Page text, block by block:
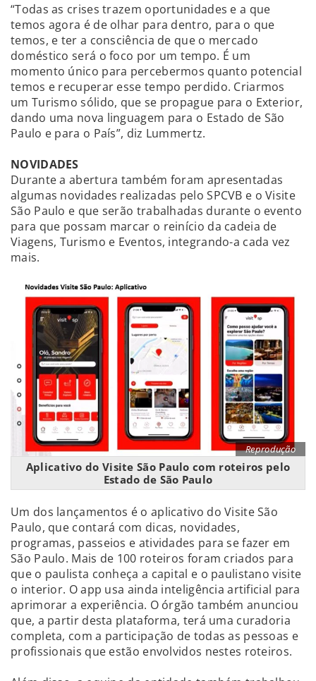
“Todas as crises trazem oportunidades e a que
temos agora é de olhar para dentro, para o que
temos, e ter a consciência de que o mercado
doméstico será o foco por um tempo. É um
momento único para percebermos quanto potencial
temos e recuperar esse tempo perdido. Criarmos
um Turismo sólido, que se propague para o Exterior,
dando uma nova linguagem para o Estado de São
Paulo e para o País”, diz Lummertz.
NOVIDADES
Durante a abertura também foram apresentadas
algumas novidades realizadas pelo SPCVB e o Visite
São Paulo e que serão trabalhadas durante o evento
para que possam marcar o reinício da cadeia de
Viagens, Turismo e Eventos, integrando-a cada vez
mais.
Reprodução
Aplicativo do Visite São Paulo com roteiros pelo
Estado de São Paulo
Um dos lançamentos é o aplicativo do Visite São
Paulo, que contará com dicas, novidades,
programas, passeios e atividades para se fazer em
São Paulo. Mais de 100 roteiros foram criados para
que o paulista conheça a capital e o paulistano visite
o interior. O app usa ainda inteligência artificial para
aprimorar a experiência. O órgão também anunciou
que, a partir desta plataforma, terá uma curadoria
completa, com a participação de todas as pessoas e
profissionais que estão envolvidos nestes roteiros.